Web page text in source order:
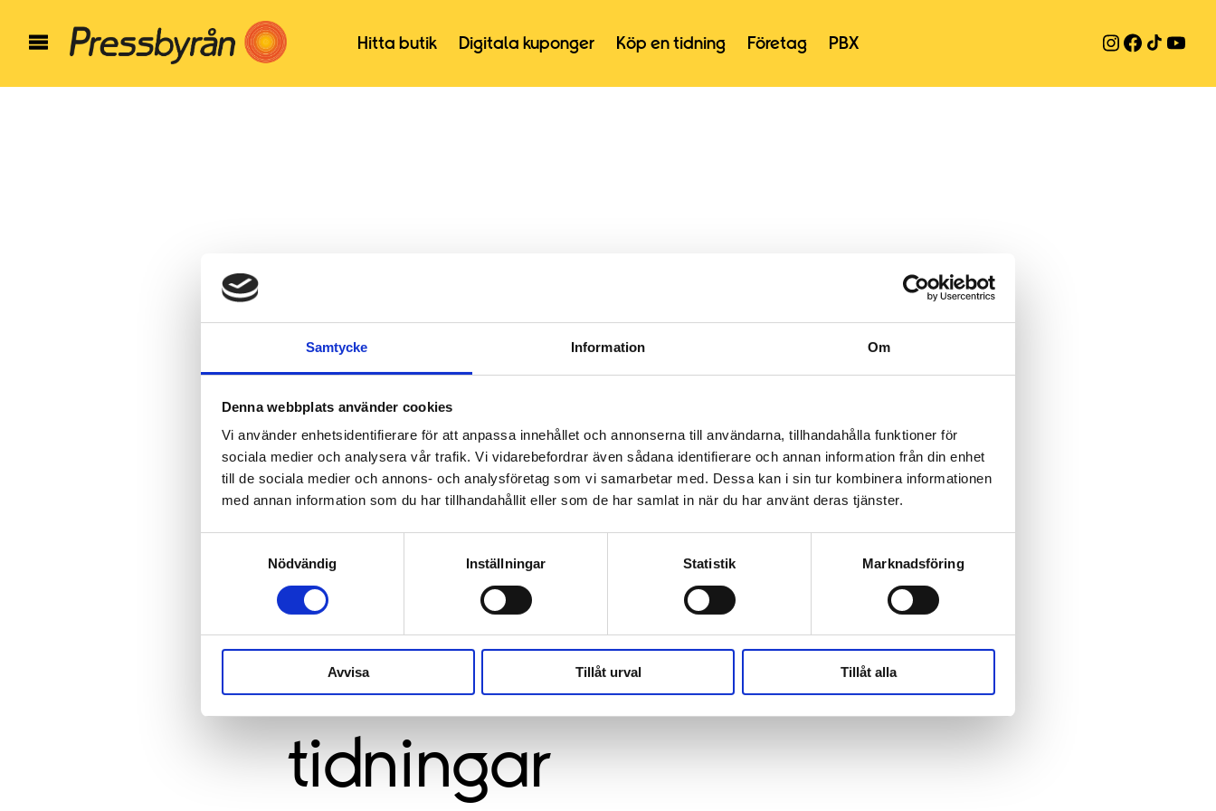
Samtycke Information Om
Denna webbplats använder cookies
Vi använder enhetsidentifierare för att anpassa innehållet och annonserna till användarna, tillhandahålla funktioner för
sociala medier och analysera vår trafik. Vi vidarebefordrar även sådana identifierare och annan information från din enhet
till de sociala medier och annons- och analysföretag som vi samarbetar med. Dessa kan i sin tur kombinera informationen
med annan information som du har tillhandahållit eller som de har samlat in när du har använt deras tjänster.
Nödvändig
Inställningar Statistik Marknadsföring
Avvisa Tillåt urval Tillåt alla
Hitta butik Digitala kuponger Köp en tidning Företag PBX
tidningar